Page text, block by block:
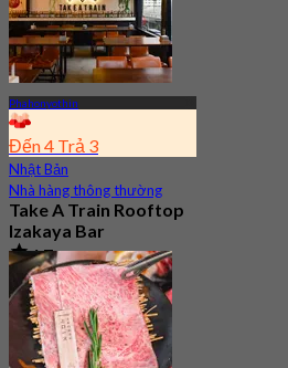
Phahonyothin
Đến 4 Trả 3
Nhật Bản
Nhà hàng thông thường
Take A Train Rooftop
Izakaya Bar
4.7
473 Đã đặt chỗ
Từ฿ 674.25